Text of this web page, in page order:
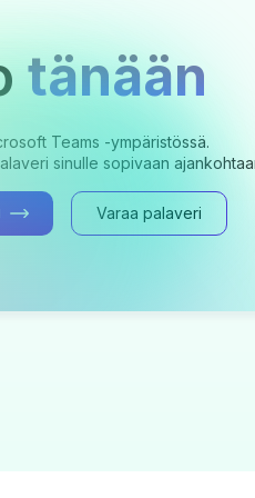
tänään
Teams -ympäristössä.
sinulle sopivaan
Varaa palaveri